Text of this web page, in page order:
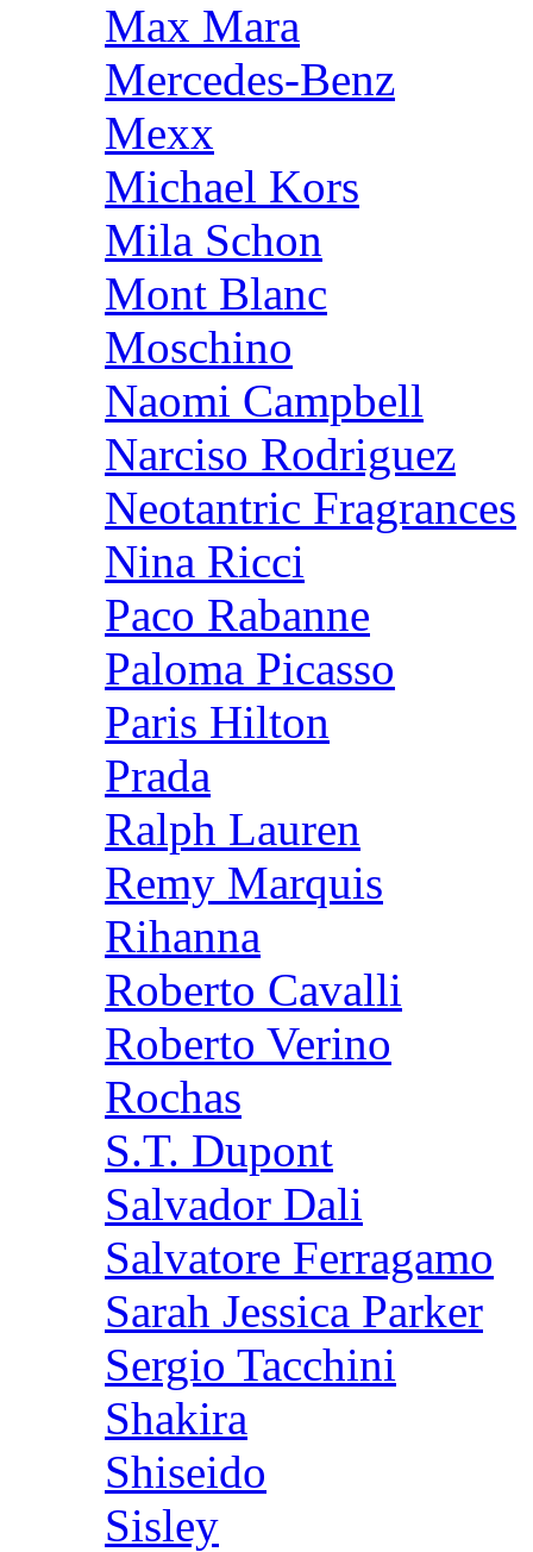
Max Mara
Mercedes-Benz
Mexx
Michael Kors
Mila Schon
Mont Blanc
Moschino
Naomi Campbell
Narciso Rodriguez
Neotantric Fragrances
Nina Ricci
Paco Rabanne
Paloma Picasso
Paris Hilton
Prada
Ralph Lauren
Remy Marquis
Rihanna
Roberto Cavalli
Roberto Verino
Rochas
S.T. Dupont
Salvador Dali
Salvatore Ferragamo
Sarah Jessica Parker
Sergio Tacchini
Shakira
Shiseido
Sisley